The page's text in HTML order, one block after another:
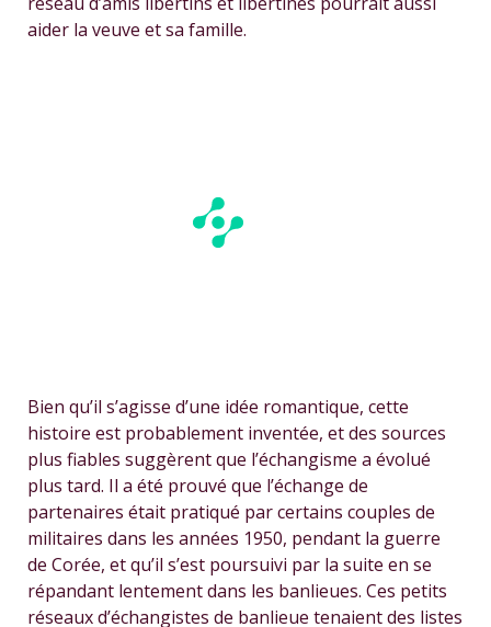
aider la veuve et sa famille.
Bien qu’il s’agisse d’une idée romantique, cette
histoire est probablement inventée, et des sources
plus fiables suggèrent que l’échangisme a évolué
plus tard. Il a été prouvé que l’échange de
partenaires était pratiqué par certains couples de
militaires dans les années 1950, pendant la guerre
de Corée, et qu’il s’est poursuivi par la suite en se
répandant lentement dans les banlieues. Ces petits
réseaux d’échangistes de banlieue tenaient des listes